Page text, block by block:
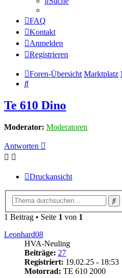
FAQ
Kontakt
Anmelden
Registrieren
Foren-Übersicht Marktplatz
Suche
Te 610 Dino
Moderator: Moderatoren
Antworten
Druckansicht
1 Beitrag • Seite 1 von 1
Leonhard08
HVA-Neuling
Beiträge: 27
Registriert: 19.02.25 - 18:53
Motorrad: TE 610 2000